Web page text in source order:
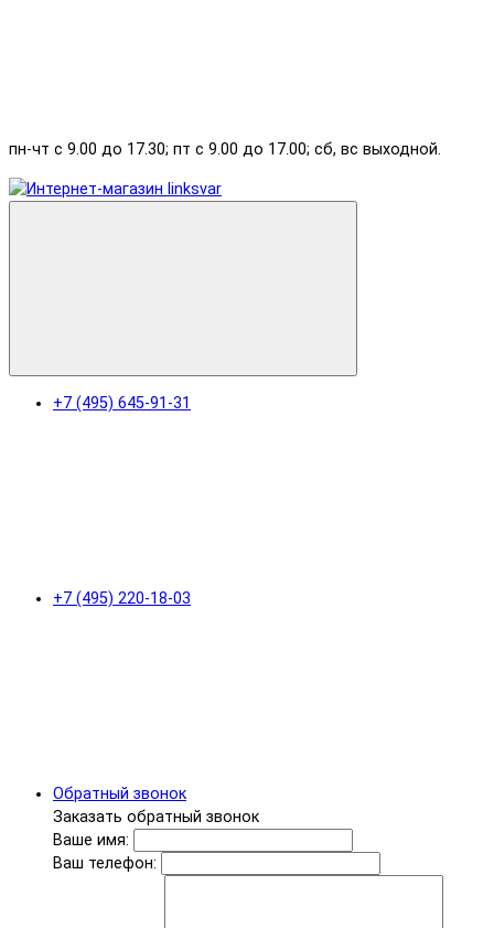
пн-чт с 9.00 до 17.30; пт с 9.00 до 17.00; сб, вс выходной.
+7 (495) 645-91-31
+7 (495) 220-18-03
Обратный звонок
Заказать обратный звонок
Ваше имя:
Ваш телефон: